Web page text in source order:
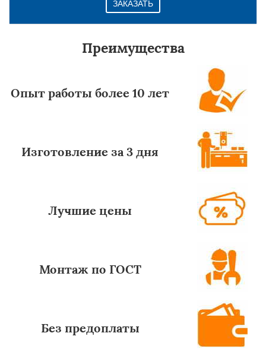
ЗАКАЗАТЬ
Преимущества
Опыт работы более 10 лет
Изготовление за 3 дня
Лучшие цены
Монтаж по ГОСТ
Без предоплаты